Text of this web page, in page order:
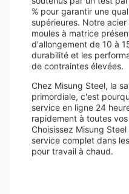
% pour garantir une
supérieures. Notre
moules à matrice
d'allongement de 10 à
durabilité et les
de contraintes élevées.
Chez Misung Steel, la
primordiale, c'est
service en ligne 24
rapidement à toutes
Choisissez Misung
service complet dans
pour travail à chaud.